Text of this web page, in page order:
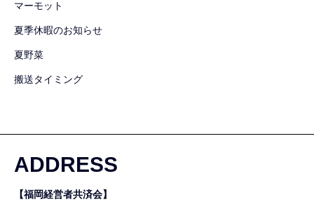
マーモット
夏季休暇のお知らせ
夏野菜
搬送タイミング
ADDRESS
【福岡経営者共済会】